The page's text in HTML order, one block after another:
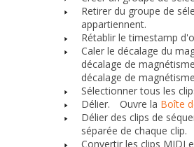
Retirer du groupe de
appartiennent.
Rétablir le timestamp
Caler le décalage du
décalage de
décalage de
Sélectionner tous les
Délier. Ouvre la Boîte
Délier des clips de
séparée de chaque clip.
Convertir les clips MIDI